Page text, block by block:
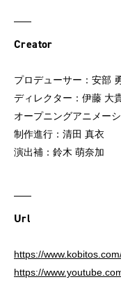
Creator
プロデューサー：安部
ディレクター：伊藤 大
オープニングアニメー
制作進行：清田 真衣
演出補：鈴木 萌奈加
Url
https://
https://